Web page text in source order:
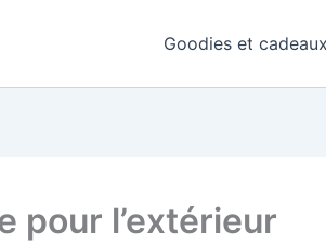
Goodies et
pour l’extérieur